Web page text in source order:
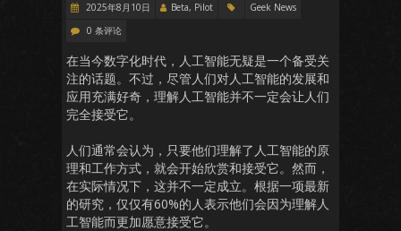
2025年8月10日 Beta, Pilot
Geek News
0 条评论
在当今数字化时代，人工智能无疑是一个备受关
注的话题。不过，尽管人们对人工智能的发展和
应用充满好奇，理解人工智能并不一定会让人们
完全接受它。
人们通常会认为，只要他们理解了人工智能的原
理和工作方式，就会开始欣赏和接受它。然而，
在实际情况下，这并不一定成立。根据一项最新
的研究，仅仅有60%的人表示他们会因为理解人
工智能而更加愿意接受它。